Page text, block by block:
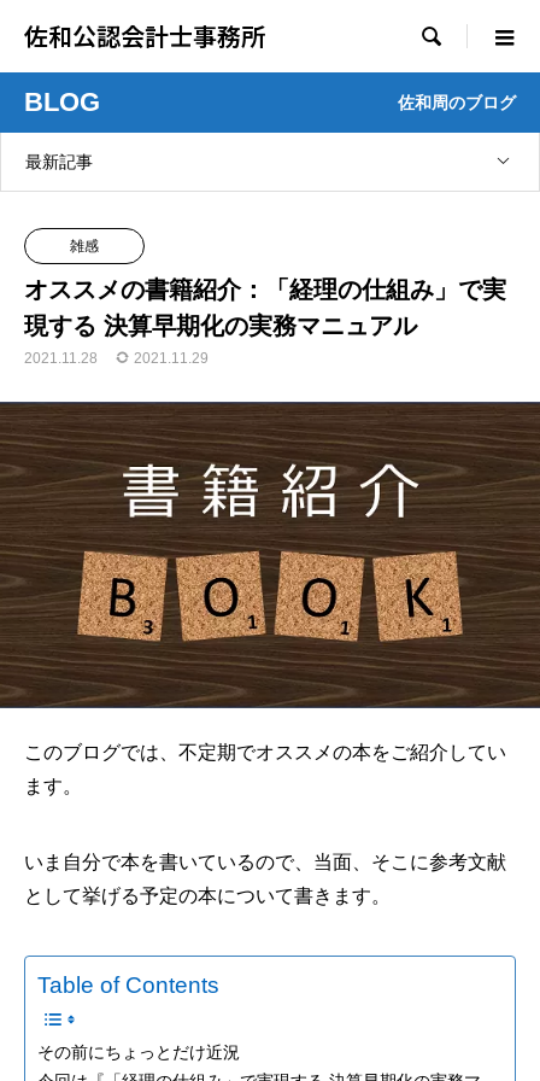
佐和公認会計士事務所 
BLOG 佐和周のブログ
最新記事
雑感
オススメの書籍紹介：「経理の仕組み」で実
現する 決算早期化の実務マニュアル
2021.11.28 2021.11.29
このブログでは、不定期でオススメの本をご紹介してい
ます。
いま自分で本を書いているので、当面、そこに参考文献
として挙げる予定の本について書きます。
Table of Contents
その前にちょっとだけ近況